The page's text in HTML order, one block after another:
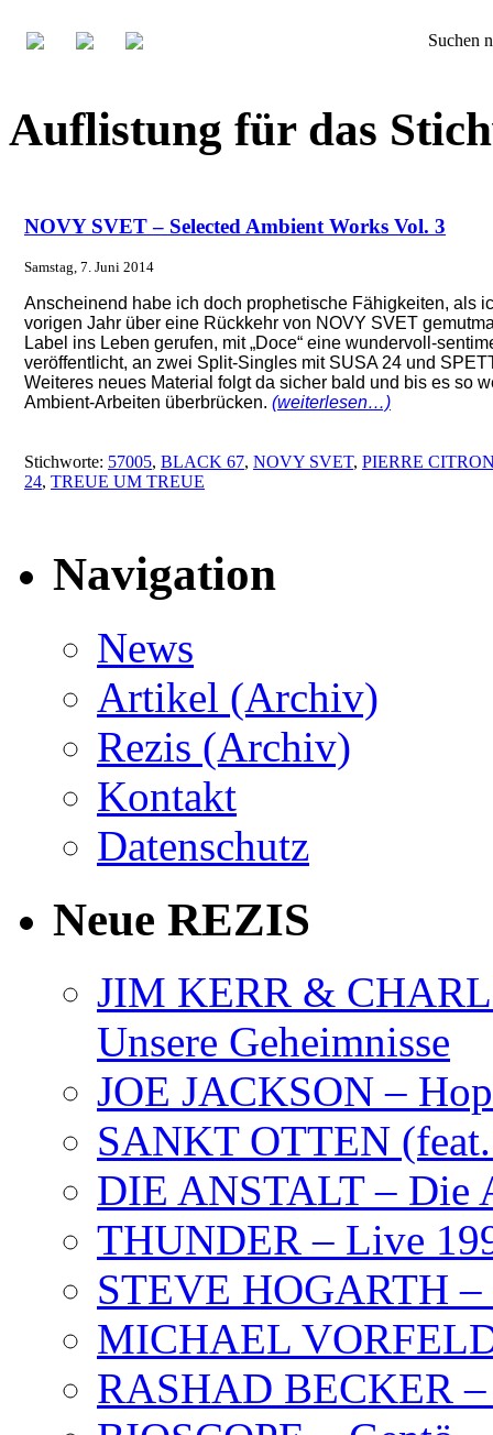
Suchen
Auflistung für das
NOVY SVET – Selected Ambient Works Vol. 3
Samstag, 7. Juni 2014
Anscheinend habe ich doch prophetische Fähigkeiten, als
vorigen Jahr über eine Rückkehr von NOVY SVET
Label ins Leben gerufen, mit „Doce“ eine wundervoll-
veröffentlicht, an zwei Split-Singles mit SUSA 24 und
Weiteres neues Material folgt da sicher bald und bis es so
Ambient-Arbeiten überbrücken. (weiterlesen…)
Stichworte: 57005, BLACK 67, NOVY SVET, PIERRE
24, TREUE UM TREUE
Navigation
News
Artikel (Archiv)
Rezis (Archiv)
Kontakt
Datenschutz
Neue REZIS
JIM KERR &
Unsere Geheimnisse
JOE JACKSON –
SANKT OTTEN
DIE ANSTALT – Die
THUNDER – Live
STEVE HOGARTH –
MICHAEL
RASHAD BECKER